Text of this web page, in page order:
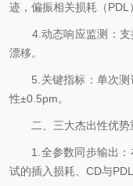
迹，偏振相关损耗（PDL
4.动态响应监测：支
漂移。
5.关键指标：单次测
性±0.5pm。
二、三大杰出性优势
1.全参数同步输出：
试的插入损耗、CD与